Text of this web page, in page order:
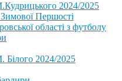
2024/2025
Першості
області з футболу
Білого 2024/2025